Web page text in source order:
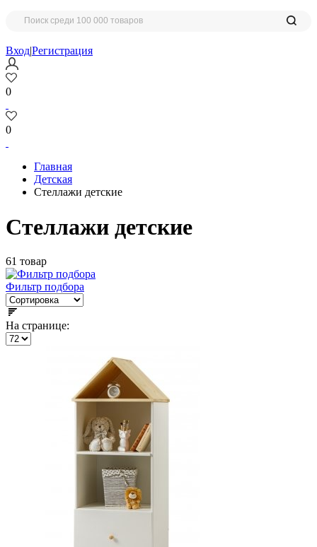
Вход|Регистрация
0
0
Главная
Детская
Стеллажи детские
Стеллажи детские
61 товар
Фильтр подбора
На странице: